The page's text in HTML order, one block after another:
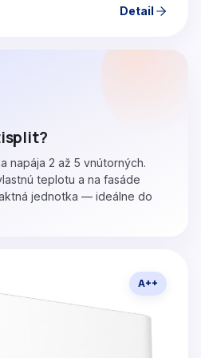
Detail
napája 2 až 5 vnútorných.
teplotu a na fasáde
jednotka — ideálne do
A++